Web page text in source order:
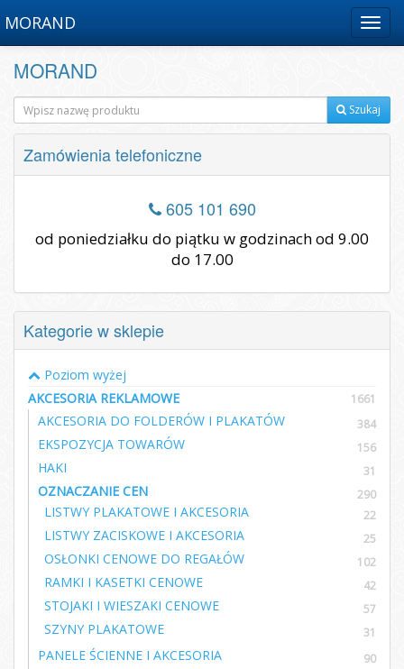
Menu
MORAND
MORAND
Szukaj
Zamówienia telefoniczne
605 101 690
od poniedziałku do piątku w godzinach od 9.00
do 17.00
Kategorie w sklepie
Poziom wyżej
AKCESORIA REKLAMOWE
1661
AKCESORIA DO FOLDERÓW I PLAKATÓW 384
EKSPOZYCJA TOWARÓW 156
HAKI 31
OZNACZANIE CEN 290
LISTWY PLAKATOWE I AKCESORIA 22
LISTWY ZACISKOWE I AKCESORIA 25
OSŁONKI CENOWE DO REGAŁÓW 102
RAMKI I KASETKI CENOWE 42
STOJAKI I WIESZAKI CENOWE 57
SZYNY PLAKATOWE 31
PANELE ŚCIENNE I AKCESORIA 90